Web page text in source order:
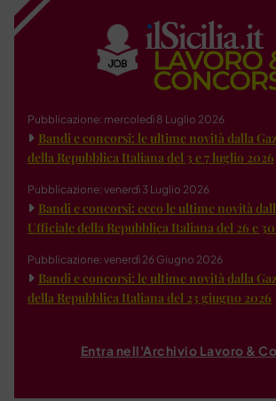
Pubblicazione: mercoledì 8 Luglio 2026
Bandi e concorsi: le ultime novità dalla
della Repubblica Italiana del 3 e 7 luglio 2026
Pubblicazione: venerdì 3 Luglio 2026
Bandi e concorsi: ecco le ultime novità
Ufficiale della Repubblica Italiana del 26 e
Pubblicazione: venerdì 26 Giugno 2026
Bandi e concorsi: le ultime novità dalla
della Repubblica Italiana del 23 giugno 2026
Entra nell'Archivio Lavoro &